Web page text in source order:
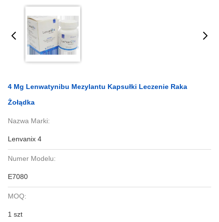
4 Mg Lenwatynibu Mezylantu Kapsułki Leczenie Raka
Żołądka
Nazwa Marki:
Lenvanix 4
Numer Modelu:
E7080
MOQ:
1 szt